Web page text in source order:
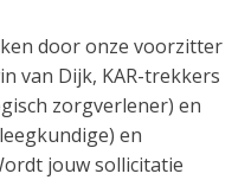
door onze voorzitter
van Dijk, KAR-trekkers
zorgverlener) en
en
jouw sollicitatie